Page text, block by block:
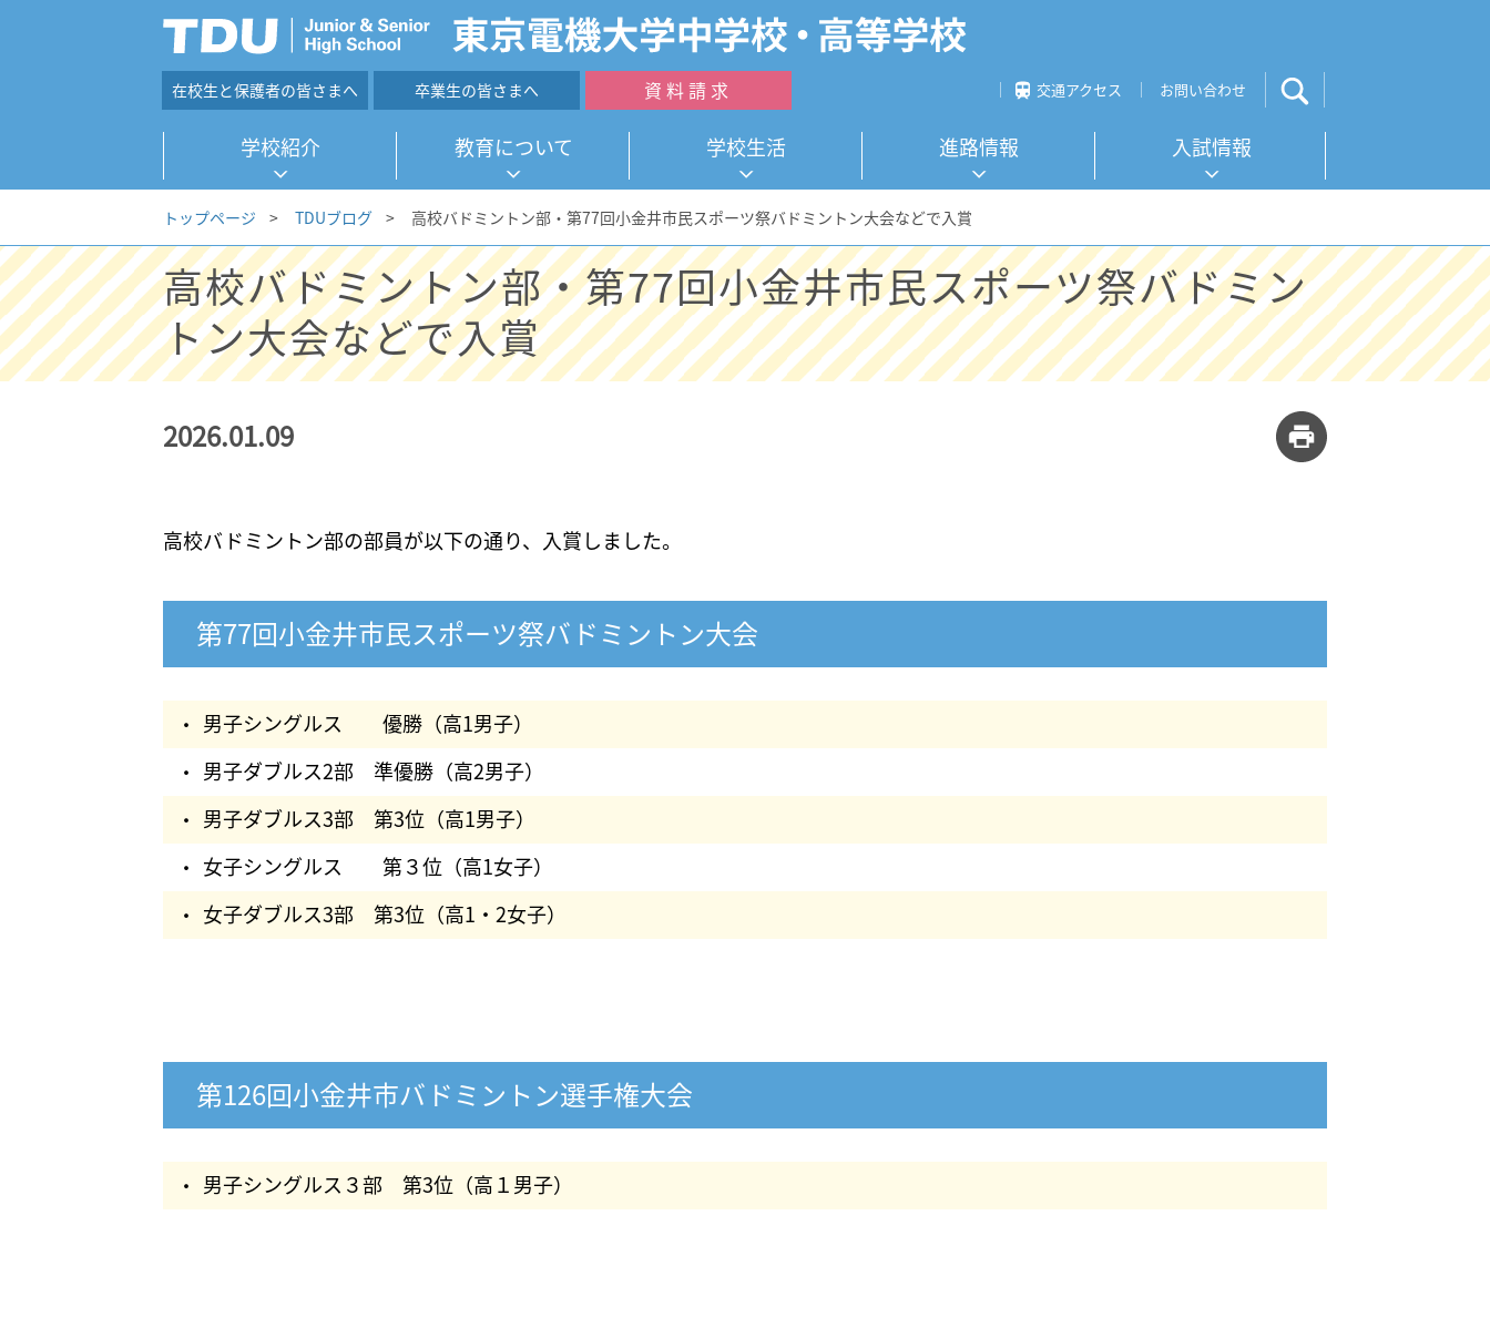
在校生と保護者の皆さまへ 卒業生の皆さまへ 資料請求 交通アクセス お問い合わせ
学校紹介 教育について 学校生活 進路情報 入試情報
トップページ > TDUブログ > 高校バドミントン部・第77回小金井市民スポーツ祭バドミントン大会などで入賞
高校バドミントン部・第77回小金井市民スポーツ祭バドミン
トン大会などで入賞
2026.01.09
高校バドミントン部の部員が以下の通り、入賞しました。
第77回小金井市民スポーツ祭バドミントン大会
男子シングルス 優勝（高1男子）
男子ダブルス2部 準優勝（高2男子）
男子ダブルス3部 第3位（高1男子）
女子シングルス 第３位（高1女子）
女子ダブルス3部 第3位（高1・2女子）
第126回小金井市バドミントン選手権大会
男子シングルス３部 第3位（高１男子）